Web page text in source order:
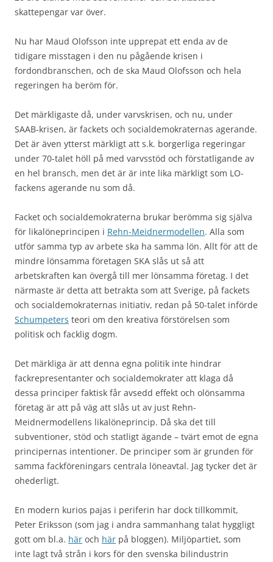
skattepengar var över.
Nu har Maud Olofsson inte upprepat ett enda av de
tidigare misstagen i den nu pågående krisen i
fordondbranschen, och de ska Maud Olofsson och hela
regeringen ha beröm för.
Det märkligaste då, under varvskrisen, och nu, under
SAAB-krisen, är fackets och socialdemokraternas agerande.
Det är även ytterst märkligt att s.k. borgerliga regeringar
under 70-talet höll på med varvsstöd och förstatligande av
en hel bransch, men det är är inte lika märkligt som LO-
fackens agerande nu som då.
Facket och socialdemokraterna brukar berömma sig själva
för likalöneprincipen i Rehn-Meidnermodellen. Alla som
utför samma typ av arbete ska ha samma lön. Allt för att de
mindre lönsamma företagen SKA slås ut så att
arbetskraften kan övergå till mer lönsamma företag. I det
närmaste är detta att betrakta som att Sverige, på fackets
och socialdemokraternas initiativ, redan på 50-talet införde
Schumpeters teori om den kreativa förstörelsen som
politisk och facklig dogm.
Det märkliga är att denna egna politik inte hindrar
fackrepresentanter och socialdemokrater att klaga då
dessa principer faktisk får avsedd effekt och olönsamma
företag är att på väg att slås ut av just Rehn-
Meidnermodellens likalöneprincip. Då ska det till
subventioner, stöd och statligt ägande – tvärt emot de egna
principernas intentioner. De principer som är grunden för
samma fackföreningars centrala löneavtal. Jag tycker det är
ohederligt.
En modern kurios pajas i periferin har dock tillkommit,
Peter Eriksson (som jag i andra sammanhang talat hyggligt
gott om bl.a. här och här på bloggen). Miljöpartiet, som
inte lagt två strån i kors för den svenska bilindustrin